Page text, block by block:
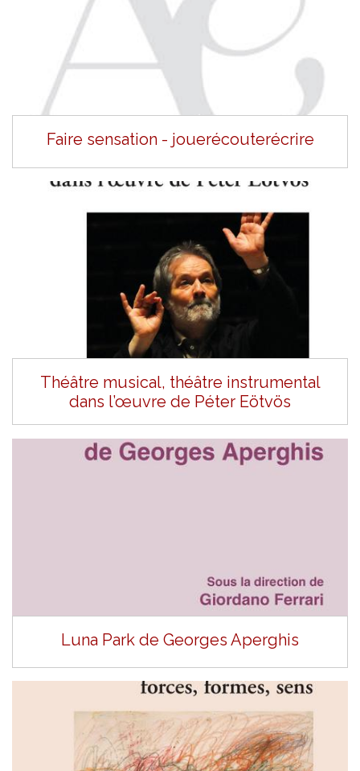
Faire sensation - jouerécouterécrire
Théâtre musical, théâtre instrumental
dans l’œuvre de Péter Eötvös
Luna Park de Georges Aperghis